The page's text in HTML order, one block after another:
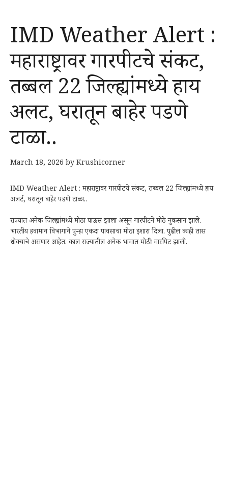
IMD Weather Alert :
महाराष्ट्रावर गारपीटचे संकट,
तब्बल 22 जिल्ह्यांमध्ये हाय
अलर्ट, घरातून बाहेर पडणे
टाळा..
March 18, 2026 byKrushicorner
IMD Weather Alert : महाराष्ट्रावर गारपीटचे संकट, तब्बल 22 जिल्ह्यांमध्ये हाय
अलर्ट, घरातून बाहेर पडणे टाळा..
राज्यात अनेक जिल्ह्यांमध्ये मोठा पाऊस झाला असून गारपीटने मोठे नुकसान झाले.
भारतीय हवामान विभागाने पुन्हा एकदा पावसाचा मोठा इशारा दिला. पुढील काही तास
धोक्याचे असणार आहेत. काल राज्यातील अनेक भागात मोठी गारपिट झाली.